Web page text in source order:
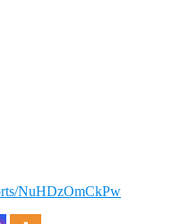
NuHDzOmCkPw